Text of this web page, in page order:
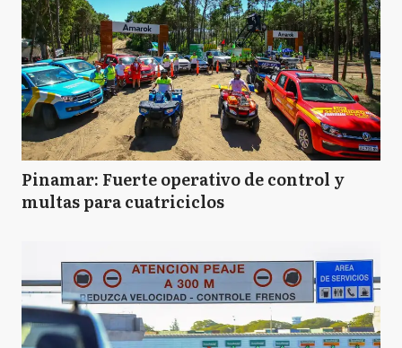
Pinamar: Fuerte operativo de control y
multas para cuatriciclos